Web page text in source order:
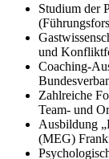
Studium der
und
Coaching-
Zahlreiche
Team- und
Ausbildung
(MEG)